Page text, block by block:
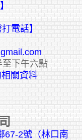
電話】
下午六點
關資料
67-2號（林口南